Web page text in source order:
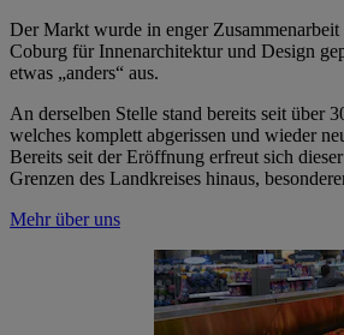
Der Markt wurde in enger
Coburg für Innenarchitektur und Design
etwas „anders“ aus.
An derselben Stelle stand bereits seit über
welches komplett abgerissen und wieder
Bereits seit der Eröffnung erfreut sich
Grenzen des Landkreises hinaus,
Mehr über uns